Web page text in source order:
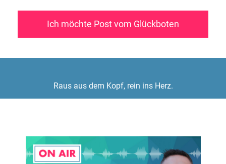
Ich möchte Post vom Glückboten
Raus aus dem Kopf, rein ins Herz.